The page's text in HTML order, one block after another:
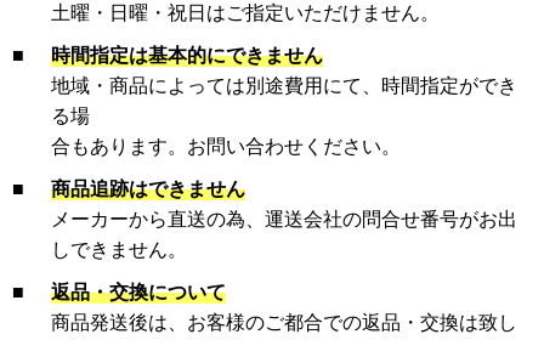
土曜・日曜・祝日はご指定いただけません。
■
時間指定は基本的にできません
地域・商品によっては別途費用にて、時間指定ができ
る場
合もあります。お問い合わせください。
■
商品追跡はできません
メーカーから直送の為、運送会社の問合せ番号がお出
しできません。
■
返品・交換について
商品発送後は、お客様のご都合での返品・交換は致し